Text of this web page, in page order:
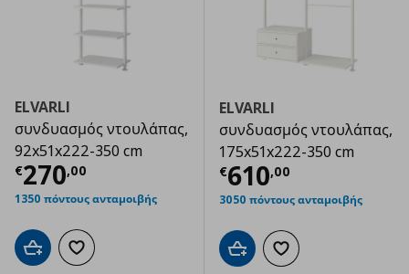
ELVARLI
συνδυασμός ντουλάπας,
92x51x222-350 cm
€270,00
Τρέχουσα τιμή € 270,00
1350 πόντους ανταμοιβής
Προσθήκη στο καλάθι
Προσθήκη στα αγαπημένα
ELVARLI
συνδυασμός ντουλάπας,
175x51x222-350 cm
€610,00
Τρέχουσα
3050 πόντους ανταμοιβής
Προσθήκη στο καλάθι
Προσθήκη στα